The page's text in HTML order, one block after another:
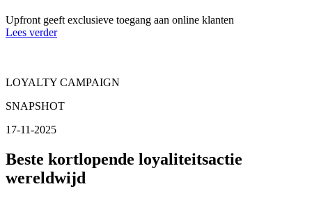
Upfront geeft exclusieve toegang aan online klanten
Lees verder
LOYALTY CAMPAIGN
SNAPSHOT
17-11-2025
Beste kortlopende loyaliteitsactie
wereldwijd